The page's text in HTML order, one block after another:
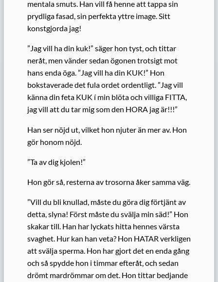
mentala smuts. Han vill få henne att tappa sin
prydliga fasad, sin perfekta yttre image. Sitt
konstgjorda jag!
”Jag vill ha din kuk!” säger hon tyst, och tittar
neråt, men vänder sedan ögonen trotsigt mot
hans enda öga. ”Jag vill ha din KUK!” Hon
bokstaverade det fula ordet ordentligt. ”Jag vill
känna din feta KUK í min blöta och villiga FITTA,
jag vill att du tar mig som den HORA jag är!!!”
Han ser nöjd ut, vilket hon njuter än mer av. Hon
gör honom nöjd.
”Ta av dig kjolen!”
Hon gör så, resterna av trosorna åker samma väg.
”Vill du bli knullad, måste du göra dig förtjänt av
detta, slyna! Först måste du svälja min säd!” Hon
skakar till. Han har lyckats hitta hennes värsta
svaghet. Hur kan han veta? Hon HATAR verkligen
att svälja sperma. Hon har gjort det en enda gång
och så spydde hon i timmar efteråt, och sedan
drömt mardrömmar om det. Hon tittar bedjande